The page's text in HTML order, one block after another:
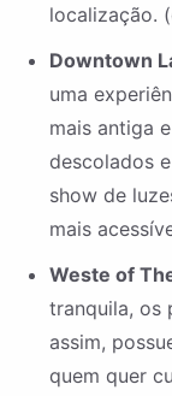
localização.
Downtown
uma
mais antiga
descolados
show de
mais
Weste of
tranquila, os
assim,
quem quer